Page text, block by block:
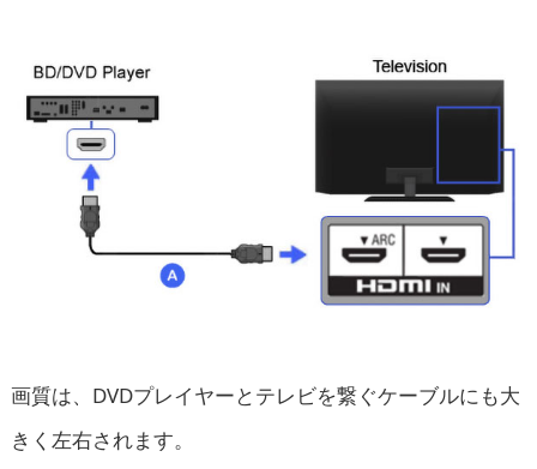
画質は、DVDプレイヤーとテレビを繋ぐケーブルにも大
きく左右されます。